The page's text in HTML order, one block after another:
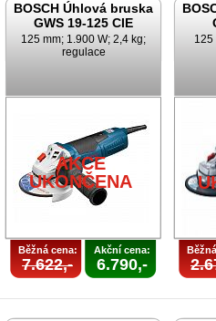
BOSCH Úhlová bruska
GWS 19-125 CIE
125 mm; 1.900 W; 2,4 kg;
regulace
AKCE
UKONČENA
Běžná cena:
7.622,-
Akční cena:
6.790,-
125